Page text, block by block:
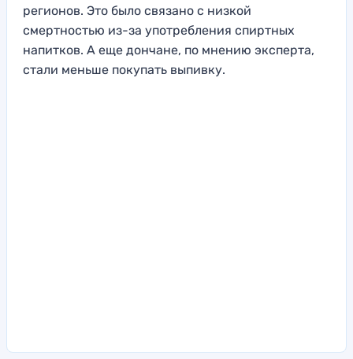
регионов. Это было связано с низкой
смертностью из-за употребления спиртных
напитков. А еще дончане, по мнению эксперта,
стали меньше покупать выпивку.